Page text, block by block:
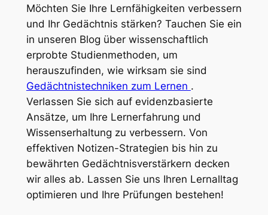
Möchten Sie Ihre Lernfähigkeiten verbessern
und Ihr Gedächtnis stärken? Tauchen Sie ein
in unseren Blog über wissenschaftlich
erprobte Studienmethoden, um
herauszufinden, wie wirksam sie sind
Gedächtnistechniken zum Lernen .
Verlassen Sie sich auf evidenzbasierte
Ansätze, um Ihre Lernerfahrung und
Wissenserhaltung zu verbessern. Von
effektiven Notizen-Strategien bis hin zu
bewährten Gedächtnisverstärkern decken
wir alles ab. Lassen Sie uns Ihren Lernalltag
optimieren und Ihre Prüfungen bestehen!